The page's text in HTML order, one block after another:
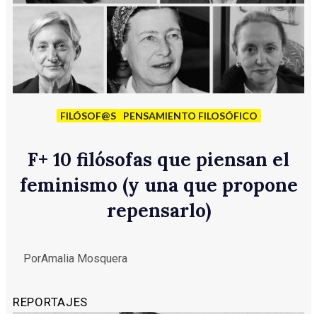
FILÓSOF@S PENSAMIENTO FILOSÓFICO
F+ 10 filósofas que piensan el
feminismo (y una que propone
repensarlo)
PorAmalia Mosquera
REPORTAJES